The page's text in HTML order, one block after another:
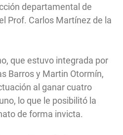
departamental de
Prof. Carlos Martínez de la
que estuvo integrada por
Barros y Martin Otormín,
al ganar cuatro
lo que le posibilitó la
de forma invicta.